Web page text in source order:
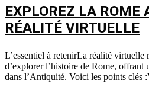
EXPLOREZ LA ROME
RÉALITÉ VIRTUELLE
L’essentiel à retenirLa réalité virtuelle
d’explorer l’histoire de Rome, offrant
dans l’Antiquité. Voici les points clés